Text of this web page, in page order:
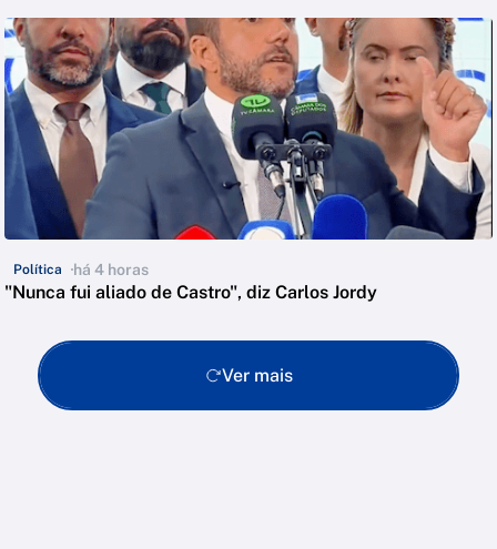
Política há 4 horas
"Nunca fui aliado de Castro", diz Carlos Jordy
Ver mais